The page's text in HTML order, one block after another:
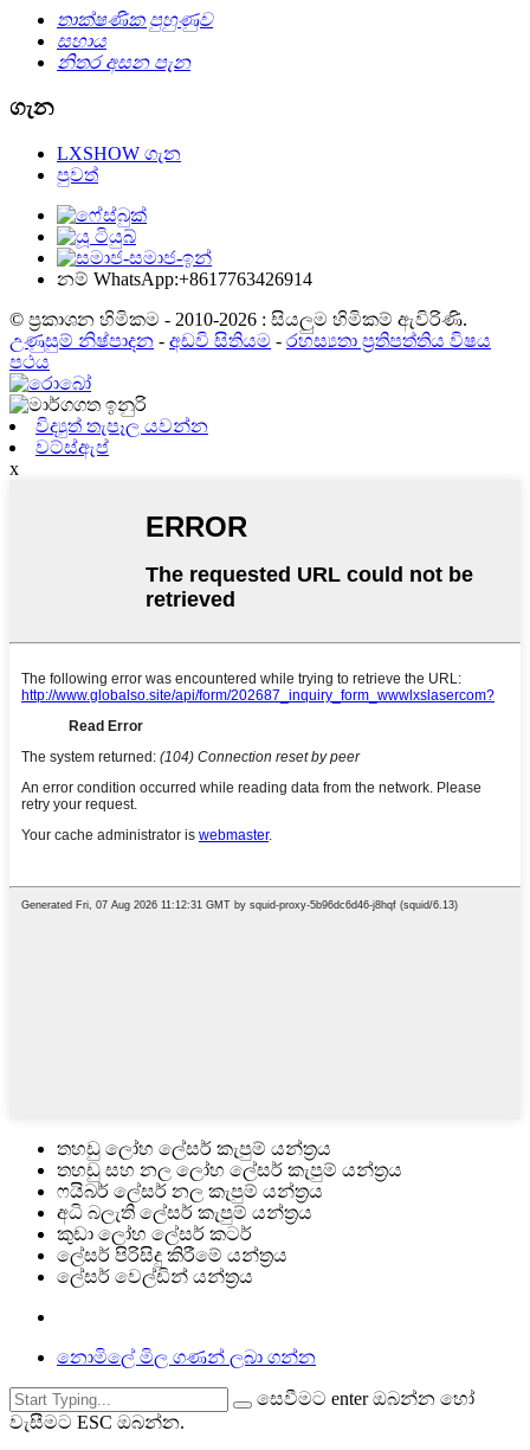
තාක්ෂණික පුහුණුව
සහාය
නිතර අසන පැන
ගැන
LXSHOW ගැන
පුවත්
නම් WhatsApp:+8617763426914
© ප්‍රකාශන හිමිකම - 2010-2026 : සියලුම හිමිකම් ඇවිරිණි.
උණුසුම් නිෂ්පාදන - අඩවි සිතියම - රහස්‍යතා ප්‍රතිපත්තිය විෂය
පථය
විද්‍යුත් තැපෑල යවන්න
වට්ස්ඇප්
x
තහඩු ලෝහ ලේසර් කැපුම් යන්ත්‍රය
තහඩු සහ නල ලෝහ ලේසර් කැපුම් යන්ත්‍රය
ෆයිබර් ලේසර් නල කැපුම් යන්ත්‍රය
අධි බලැති ලේසර් කැපුම් යන්ත්‍රය
කුඩා ලෝහ ලේසර් කටර්
ලේසර් පිරිසිදු කිරීමේ යන්ත්‍රය
ලේසර් වෙල්ඩින් යන්ත්‍රය
නොමිලේ මිල ගණන් ලබා ගන්න
සෙවීමට enter ඔබන්න හෝ
වැසීමට ESC ඔබන්න.